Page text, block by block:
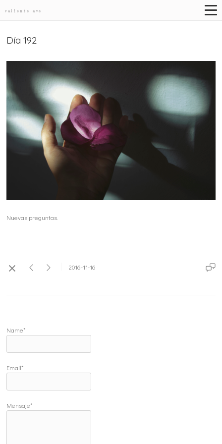
valiente ave
Día 192
Nuevas preguntas.
2016-11-16
Name*
Email*
Mensaje*